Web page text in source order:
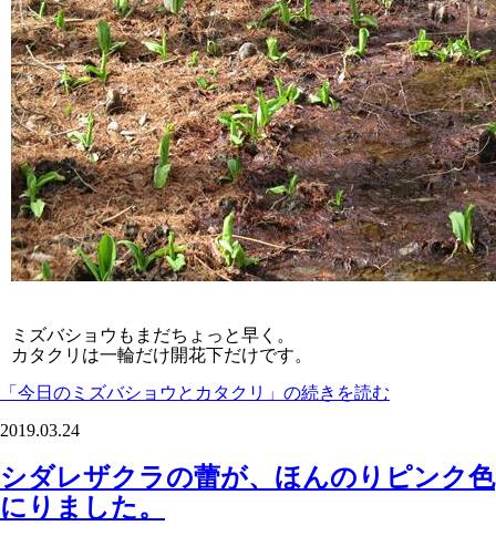
ミズバショウもまだちょっと早く。
カタクリは一輪だけ開花下だけです。
「今日のミズバショウとカタクリ」の続きを読む
2019.03.24
シダレザクラの蕾が、ほんのりピンク色
にりました。